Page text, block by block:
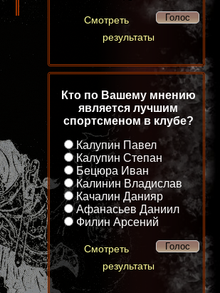
Смотреть
результаты
Кто по Вашему мнению
является лучшим
спортсменом в клубе?
Калупин Павел
Калупин Степан
Бецюра Иван
Калинин Владислав
Качалин Данияр
Афанасьев Даниил
Филин Арсений
Смотреть
результаты